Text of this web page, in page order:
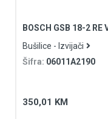
BOSCH GSB 18-2
Bušilice - Izvijači
Šifra: 06011A2190
350,01 KM